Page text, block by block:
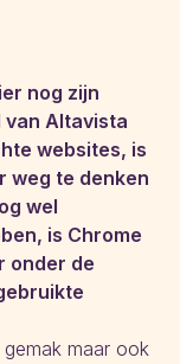
nog zijn
van Altavista
websites, is
weg te denken
wel
is Chrome
onder de
maar ook